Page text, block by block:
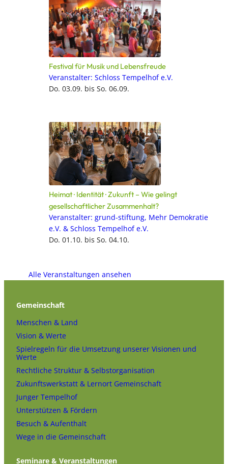
Festival für Musik und Lebensfreude
Veranstalter: Schloss Tempelhof e.V.
Do. 03.09. bis So. 06.09.
Heimat · Identität · Zukunft – Wie gelingt
gesellschaftlicher Zusammenhalt?
Veranstalter: grund-stiftung, Mehr Demokratie
e.V. & Schloss Tempelhof e.V.
Do. 01.10. bis So. 04.10.
Alle Veranstaltungen ansehen
Gemeinschaft
Menschen & Land
Vision & Werte
Spielregeln für die Umsetzung unserer Visionen und
Werte
Rechtliche Struktur & Selbstorganisation
Zukunftswerkstatt & Lernort Gemeinschaft
Junger Tempelhof
Unterstützen & Fördern
Besuch & Aufenthalt
Wege in die Gemeinschaft
Seminare & Veranstaltungen